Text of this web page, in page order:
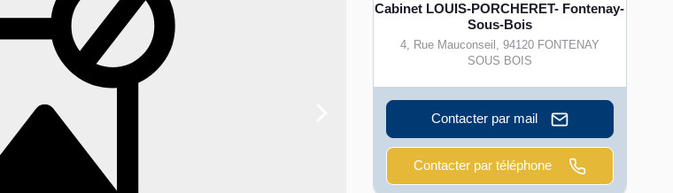
Cabinet LOUIS-PORCHERET- Fontenay-
Sous-Bois
4, Rue Mauconseil , 94120 FONTENAY
SOUS BOIS
Contacter par mail
Contacter par téléphone